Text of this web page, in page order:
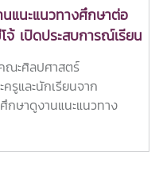
แนะแนวทางศึกษาต่อ
เปิดประสบการณ์เรียน
ณะศิลปศาสตร์
รูและนักเรียนจาก
กษาดูงานแนะแนวทาง
รงบันดาลใจในการศึกษา